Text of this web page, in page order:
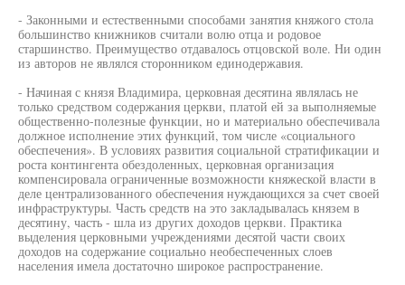
- Законными и естественными способами занятия княжого стола
большинство книжников считали волю отца и родовое
старшинство. Преимущество отдавалось отцовской воле. Ни один
из авторов не являлся сторонником единодержавия.
- Начиная с князя Владимира, церковная десятина являлась не
только средством содержания церкви, платой ей за выполняемые
общественно-полезные функции, но и материально обеспечивала
должное исполнение этих функций, том числе «социального
обеспечения». В условиях развития социальной стратификации и
роста контингента обездоленных, церковная организация
компенсировала ограниченные возможности княжеской власти в
деле централизованного обеспечения нуждающихся за счет своей
инфраструктуры. Часть средств на это закладывалась князем в
десятину, часть - шла из других доходов церкви. Практика
выделения церковными учреждениями десятой части своих
доходов на содержание социально необеспеченных слоев
населения имела достаточно широкое распространение.